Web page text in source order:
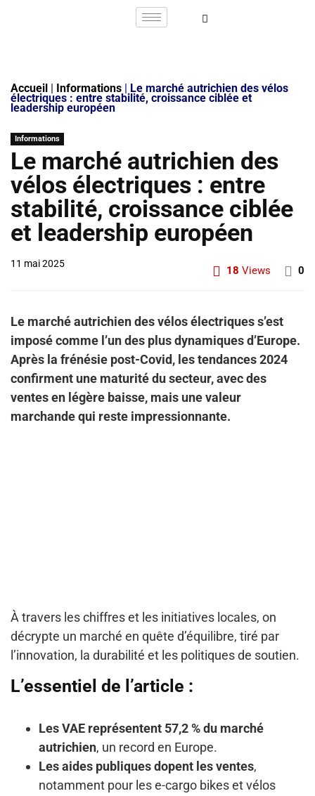
Accueil | Informations | Le marché autrichien des vélos
électriques : entre stabilité, croissance ciblée et
leadership européen
Informations
Le marché autrichien des
vélos électriques : entre
stabilité, croissance ciblée
et leadership européen
11 mai 2025
18 Views 0
Le marché autrichien des vélos électriques s’est
imposé comme l’un des plus dynamiques d’Europe.
Après la frénésie post-Covid, les tendances 2024
confirment une maturité du secteur, avec des
ventes en légère baisse, mais une valeur
marchande qui reste impressionnante.
À travers les chiffres et les initiatives locales, on
décrypte un marché en quête d’équilibre, tiré par
l’innovation, la durabilité et les politiques de soutien.
L’essentiel de l’article :
Les VAE représentent 57,2 % du marché
autrichien, un record en Europe.
Les aides publiques dopent les ventes,
notamment pour les e-cargo bikes et vélos